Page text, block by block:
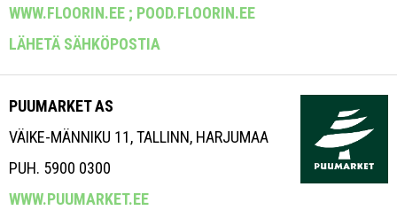
WWW.FLOORIN.EE ; POOD.FLOORIN.EE
LÄHETÄ SÄHKÖPOSTIA
PUUMARKET AS
VÄIKE-MÄNNIKU 11, TALLINN, HARJUMAA
PUH. 5900 0300
WWW.PUUMARKET.EE